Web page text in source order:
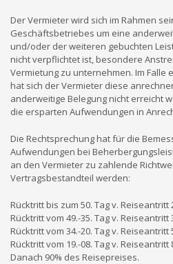
Der Vermieter wird sich im Rahmen
Geschäftsbetriebes um eine
und/oder der weiteren gebuchten
nicht verpflichtet ist, besondere
Vermietung zu unternehmen. Im Falle
hat sich der Vermieter diese
anderweitige Belegung nicht erreicht
die ersparten Aufwendungen in
Die Rechtsprechung hat für die
Aufwendungen bei
an den Vermieter zu zahlende
Vertragsbestandteil werden:
Rücktritt bis zum 50. Tag v.
Rücktritt vom 49.-35. Tag v.
Rücktritt vom 34.-20. Tag v.
Rücktritt vom 19.-08. Tag v.
Danach 90% des Reisepreises.